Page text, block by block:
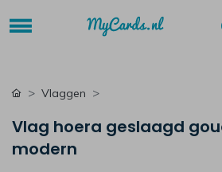
Vlaggen
Vlag hoera geslaagd
modern